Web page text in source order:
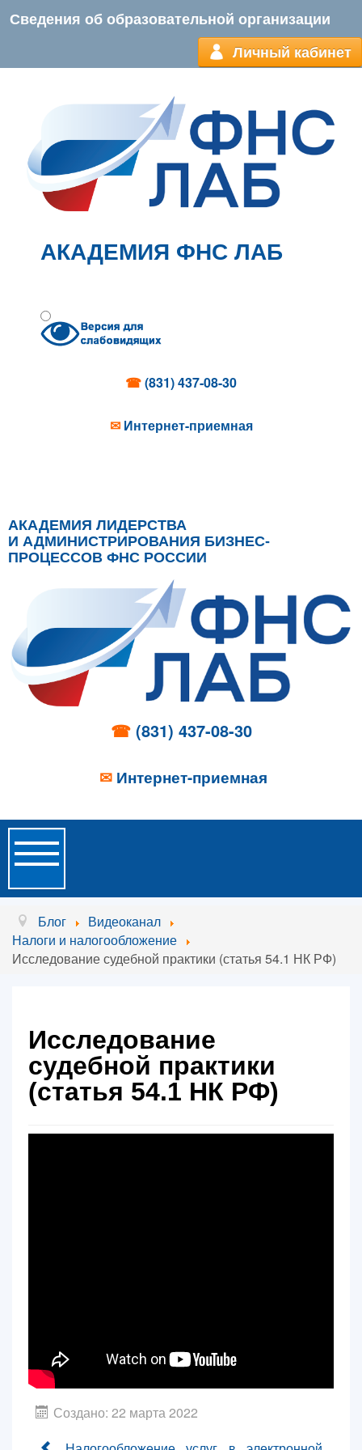
Сведения об образовательной организации
Личный кабинет
АКАДЕМИЯ ФНС ЛАБ
☎(831) 437-08-30
✉ Интернет-приемная
АКАДЕМИЯ ЛИДЕРСТВА
И АДМИНИСТРИРОВАНИЯ БИЗНЕС-
ПРОЦЕССОВ ФНС РОССИИ
☎ (831) 437-08-30
✉ Интернет-приемная
Toggle
Navigation
Главная
Об учреждении
Образовательные услуги
Услуги проживания
Контакты
Блог
Блог
Видеоканал
Налоги и налогообложение
Исследование судебной практики (статья 54.1 НК РФ)
Исследование
судебной практики
(статья 54.1 НК РФ)
Создано: 22 марта 2022